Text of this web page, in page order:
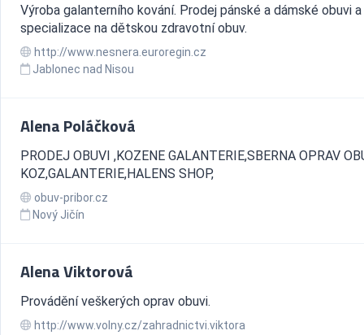
Výroba galanterního kování. Prodej pánské a dámské obuvi a
specializace na dětskou zdravotní obuv.
http://www.nesnera.euroregin.cz
Jablonec nad Nisou
Alena Poláčková
PRODEJ OBUVI ,KOZENE GALANTERIE,SBERNA OPRAV
KOZ,GALANTERIE,HALENS SHOP,
obuv-pribor.cz
Nový Jičín
Alena Viktorová
Provádění veškerých oprav obuvi.
http://www.volny.cz/zahradnictvi.viktora